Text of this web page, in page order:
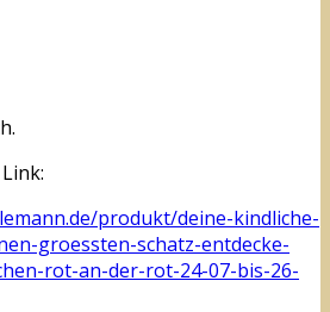
produkt/deine-kindliche-
groessten-schatz-entdecke-
rot-an-der-rot-24-07-bis-26-